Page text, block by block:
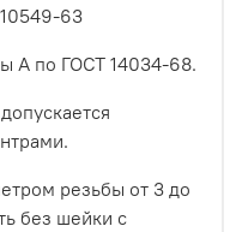
63
А по ГОСТ 14034-68.
резьбы от 3 до
без шейки с